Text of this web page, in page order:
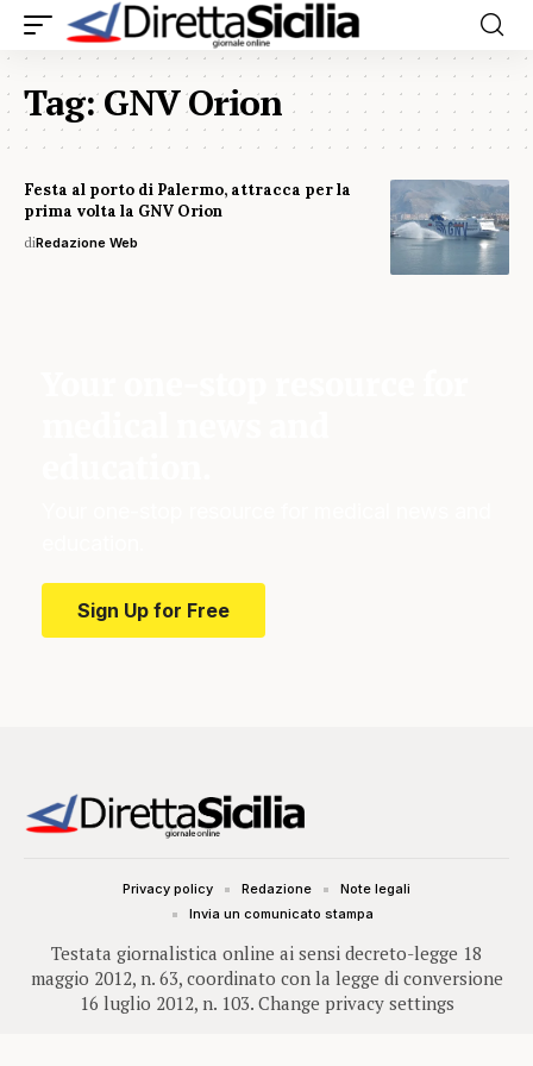
Tag:GNV Orion
Festa al porto di Palermo, attracca per la
prima volta la GNV Orion
diRedazione Web
Sign Up for Free
Testata giornalistica online ai sensi decreto-legge 18
maggio 2012, n. 63, coordinato con la legge di conversione
16 luglio 2012, n. 103. Change privacy settings
Privacy policy Redazione
Note legali
Invia un comunicato stampa